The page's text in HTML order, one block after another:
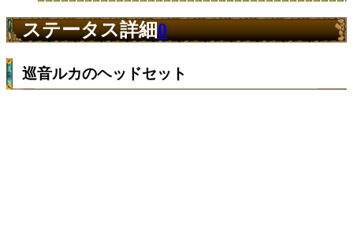
ステータス詳細0
巡音ルカのヘッドセット